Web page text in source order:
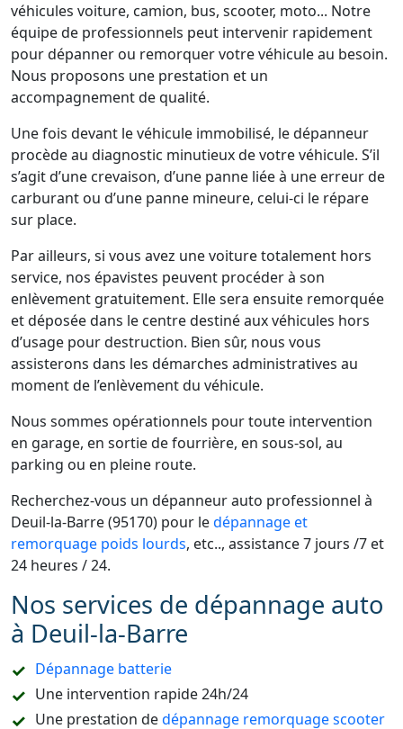
véhicules voiture, camion, bus, scooter, moto... Notre
équipe de professionnels peut intervenir rapidement
pour dépanner ou remorquer votre véhicule au besoin.
Nous proposons une prestation et un
accompagnement de qualité.
Une fois devant le véhicule immobilisé, le dépanneur
procède au diagnostic minutieux de votre véhicule. S’il
s’agit d’une crevaison, d’une panne liée à une erreur de
carburant ou d’une panne mineure, celui-ci le répare
sur place.
Par ailleurs, si vous avez une voiture totalement hors
service, nos épavistes peuvent procéder à son
enlèvement gratuitement. Elle sera ensuite remorquée
et déposée dans le centre destiné aux véhicules hors
d’usage pour destruction. Bien sûr, nous vous
assisterons dans les démarches administratives au
moment de l’enlèvement du véhicule.
Nous sommes opérationnels pour toute intervention
en garage, en sortie de fourrière, en sous-sol, au
parking ou en pleine route.
Recherchez-vous un dépanneur auto professionnel à
Deuil-la-Barre (95170) pour ledépannage et
remorquage poids lourds, etc.., assistance 7 jours /7 et
24 heures / 24.
Nos services de dépannage auto
à Deuil-la-Barre
Dépannage batterie
Une intervention rapide 24h/24
Une prestation dedépannage remorquage scooter